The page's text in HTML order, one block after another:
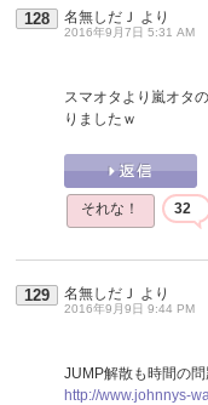
128 名無しだＪ より
2016年9月7日 5:31 AM
スマオタより嵐オタ
りましたｗ
それな！ 32
129 名無しだＪ より
2016年9月9日 9:44 PM
JUMP解散も時間の
http://www.johnnys-